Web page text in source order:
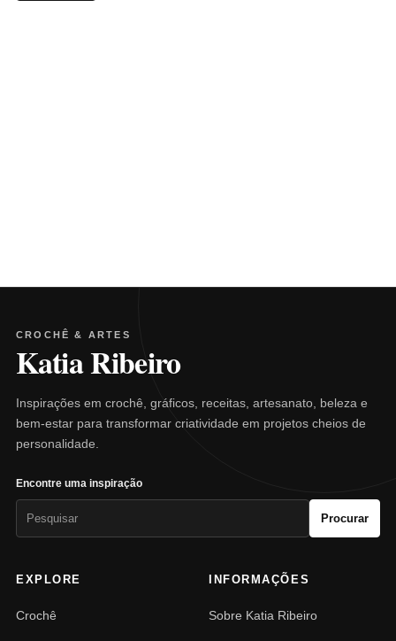
CROCHÊ & ARTES
Katia Ribeiro
Inspirações em crochê, gráficos, receitas, artesanato, beleza e
bem-estar para transformar criatividade em projetos cheios de
personalidade.
Encontre uma inspiração
Procurar
EXPLORE
Crochê
INFORMAÇÕES
Sobre Katia Ribeiro